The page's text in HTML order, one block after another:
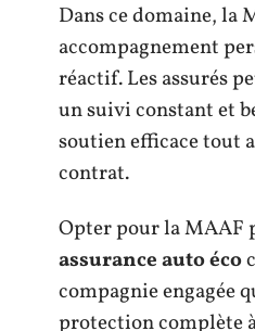
Dans ce domaine, la
accompagnement
réactif. Les assurés
un suivi constant et
soutien efficace tout
contrat.
Opter pour la MAAF
assurance auto éco
compagnie engagée
protection complète